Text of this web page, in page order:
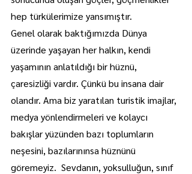
hep türkülerimize yansımıştır.
Genel olarak baktığımızda Dünya
üzerinde yaşayan her halkın, kendi
yaşamının anlatıldığı bir hüznü,
çaresizliği vardır. Çünkü bu insana dair
olandır. Ama biz yaratılan turistik imajlar,
medya yönlendirmeleri ve kolaycı
bakışlar yüzünden bazı toplumların
neşesini, bazılarınınsa hüznünü
göremeyiz.  Sevdanın, yoksulluğun, sınıf